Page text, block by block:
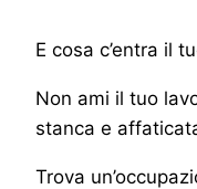
E cosa c’entra il
Non ami il tuo
stanca e
Trova